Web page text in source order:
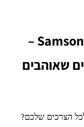
ארנק גדול מאוד Samsonite –
שאוהבים
הצרכים שלכם?